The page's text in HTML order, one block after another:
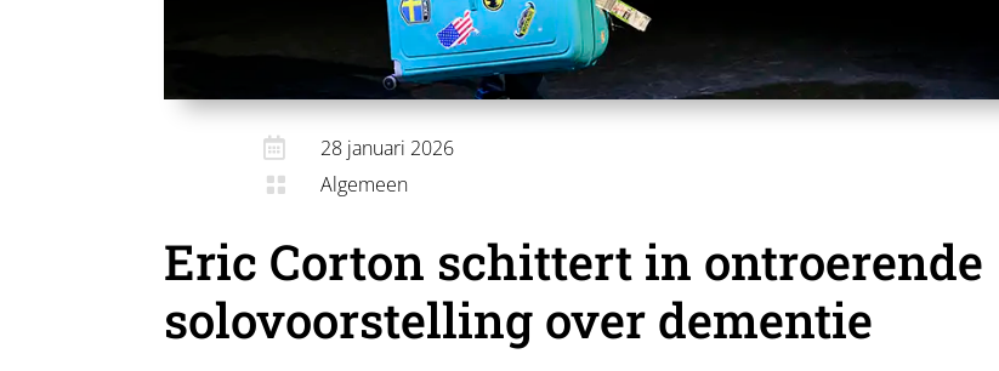
 28 januari 2026
 Algemeen
Eric Corton schittert in ontroerende
solovoorstelling over dementie